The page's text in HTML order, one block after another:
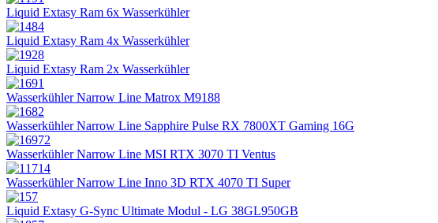
Liquid Extasy Ram 6x Wasserkühler
Liquid Extasy Ram 4x Wasserkühler
Liquid Extasy Ram 2x Wasserkühler
Wasserkühler Narrow Line Matrox M9188
Wasserkühler Narrow Line Sapphire Pulse RX 7800XT Gaming 16G
Wasserkühler Narrow Line MSI RTX 3070 TI Ventus
Wasserkühler Narrow Line Inno 3D RTX 4070 TI Super
Liquid Extasy G-Sync Ultimate Modul - LG 38GL950GB